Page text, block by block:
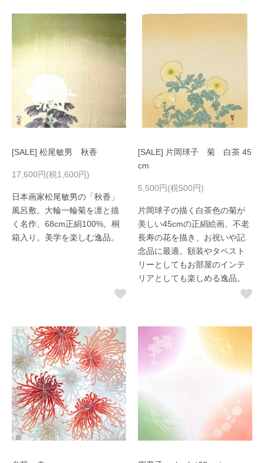
[SALE] 松尾敏男 秋香
17,600円(税1,600円)
日本画家松尾敏男の「秋香」
風呂敷。大輪一輪菊を凛と描
く名作、68cm正絹100%。桐
箱入り。美学を楽しむ逸品。
[SALE] 片岡球子 菊 白茶 45
cm
5,500円(税500円)
片岡球子の描く白茶色の菊が
美しい45cmの正絹絵画。不老
長寿の花を描き、お祝いや記
念品に最適。額装やタペスト
リーとしてもお部屋のインテ
リアとしても楽しめる逸品。